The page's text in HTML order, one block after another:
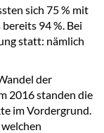
sich 75 % mit
94 %. Bei
statt: nämlich
der
2016 standen die
im Vordergrund.